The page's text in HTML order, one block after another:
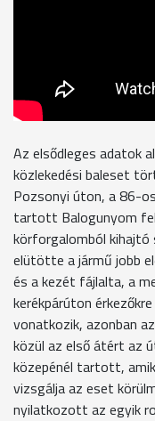
Az elsődleges adatok
közlekedési baleset
Pozsonyi úton, a 86-
tartott Balogunyom
körforgalomból kihajtó
elütötte a jármű jobb
és a kezét fájlalta, a
kerékpárúton
vonatkozik, azonban
közül az első átért az
közepénél tartott,
vizsgálja az eset
nyilatkozott az egyik